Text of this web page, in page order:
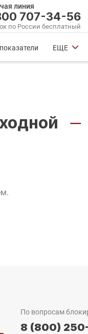
линия
707-34-56
по России бесплатный
ЕЩЕ
—
По вопросам
8 (800)